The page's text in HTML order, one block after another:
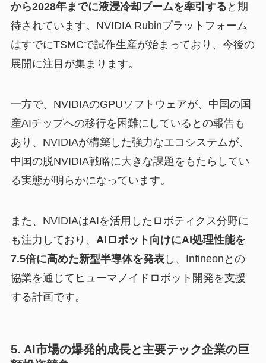
から2028年までに液浸冷却ブームを牽引する と期
待されています。NVIDIA Rubinプラットフォーム
はすでにTSMCで試作生産が始まっており、今後の
展開に注目が集まります。
一方で、NVIDIAのGPUソフトウェアが、中国の国
産AIチップへの移行を困難にしているとの報告も
あり、NVIDIAが構築した強力なエコシステムが、
中国の脱NVIDIA戦略に大きな課題をもたらしてい
る実態が明らかになっています。
また、NVIDIAはAIを活用したロボティクス分野に
も注力しており、 AIロボット向けにAI処理性能を
7.5倍に高めた新型半導体を発表し、Infineonとの
協業を通じてヒューマノイドロボット開発を支援
する計画です。
5. AI市場の爆発的成長と主要テック企業の巨